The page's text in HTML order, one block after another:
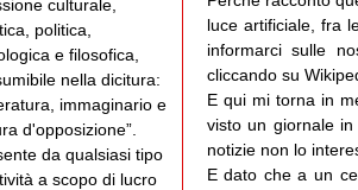
luce artificiale, fra
informarci sulle
cliccando su
E qui mi torna in
visto un giornale
notizie non lo
E dato che a un
culturale,
politica,
e filosofica,
nella dicitura:
immaginario e
d'opposizione”.
da qualsiasi tipo
a scopo di lucro